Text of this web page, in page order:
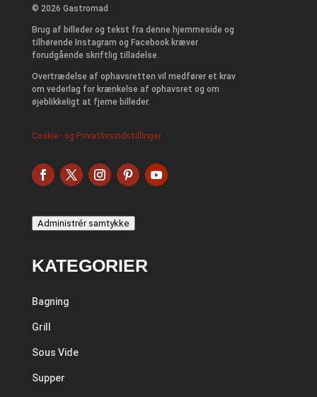
© 2026 Gastromad
Brug af billeder og tekst fra denne hjemmeside og
tilhørende Instagram og Facebook kræver
forudgående skriftlig tilladelse.
Overtrædelse af ophavsretten vil medfører et krav
om vederlag for krænkelse af ophavsret og om
øjeblikkeligt at fjerne billeder.
Cookie- og Privatlivsindstillinger
Administrér samtykke
KATEGORIER
Bagning
Grill
Sous Vide
Supper